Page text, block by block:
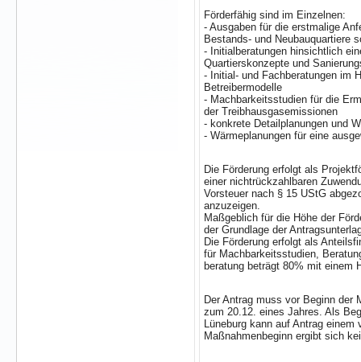
Förderfähig sind im Einzelnen:
- Ausgaben für die erstmalige
Bestands- und Neubauquartiere
- Initialberatungen hinsichtlich
Quartierskonzepte und
- Initial- und Fachberatungen im
Betreibermodelle
- Machbarkeitsstudien für die
der Treibhausgasemissionen
- konkrete Detailplanungen und
- Wärmeplanungen für eine
Die Förderung erfolgt als
einer nichtrückzahlbaren
Vorsteuer nach § 15 UStG
anzuzeigen.
Maßgeblich für die Höhe der
der Grundlage der
Die Förderung erfolgt als
für Machbarkeitsstudien,
beratung beträgt 80% mit einem
Der Antrag muss vor Beginn der
zum 20.12. eines Jahres. Als
Lüneburg kann auf Antrag
Maßnahmenbeginn ergibt sich